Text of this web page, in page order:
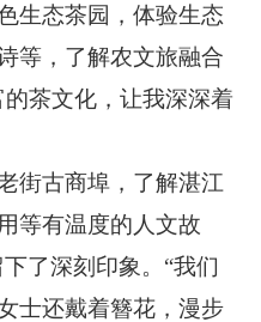
生态茶园，体验生态
等，了解农文旅融合
茶文化，让我深深着
古商埠，了解湛江
等有温度的人文故
了深刻印象。“我们
士还戴着簪花，漫步